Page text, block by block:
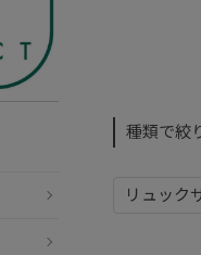
種類で絞
リュック